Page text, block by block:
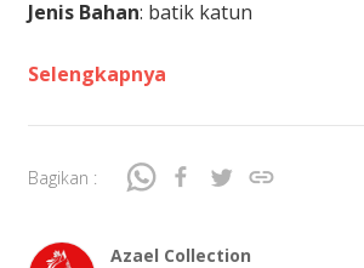
Jenis Bahan: batik katun
Selengkapnya
Bagikan :
Azael Collection